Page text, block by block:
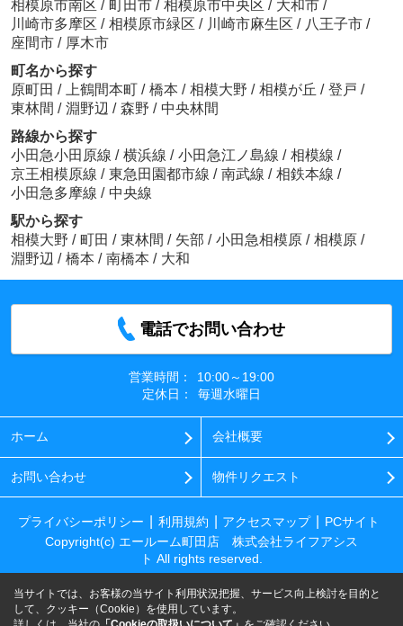
相模原市南区 / 町田市 / 相模原市中央区 / 大和市 /
川崎市多摩区 / 相模原市緑区 / 川崎市麻生区 / 八王子市 /
座間市 / 厚木市
町名から探す
原町田 / 上鶴間本町 / 橋本 / 相模大野 / 相模が丘 / 登戸 /
東林間 / 淵野辺 / 森野 / 中央林間
路線から探す
小田急小田原線 / 横浜線 / 小田急江ノ島線 / 相模線 /
京王相模原線 / 東急田園都市線 / 南武線 / 相鉄本線 /
小田急多摩線 / 中央線
駅から探す
相模大野 / 町田 / 東林間 / 矢部 / 小田急相模原 / 相模原 /
淵野辺 / 橋本 / 南橋本 / 大和
電話でお問い合わせ
営業時間：
10:00～19:00
定休日：
毎週水曜日
ホーム 会社概要
お問い合わせ 物件リクエスト
プライバシーポリシー 利用規約 アクセスマップ
PCサイト
Copyright(c) エールーム町田店 株式会社ライフアシス
ト All rights reserved.
当サイトでは、お客様の当サイト利用状況把握、サービス向上検討を目的と
して、クッキー（Cookie）を使用しています。